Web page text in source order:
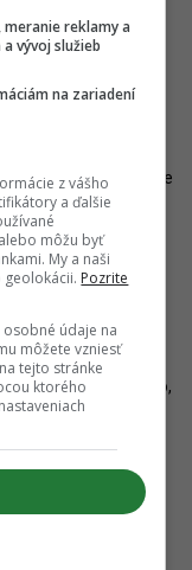
mestské časti,
následne získať
kancelárie.
kvalitného
je prítomných ani
sa nachádza západne
vsúťaži na
súťaž musí
porotu.
je zaujímavou
mesto by však
o serióznu
sa pokúsilo
vôľa nestačí na to,
reklamy a
vývoj služieb
na zariadení
z vášho
a ďalšie
môžu byť
My a naši
Pozrite
údaje na
môžete vzniesť
tejto stránke
ktorého